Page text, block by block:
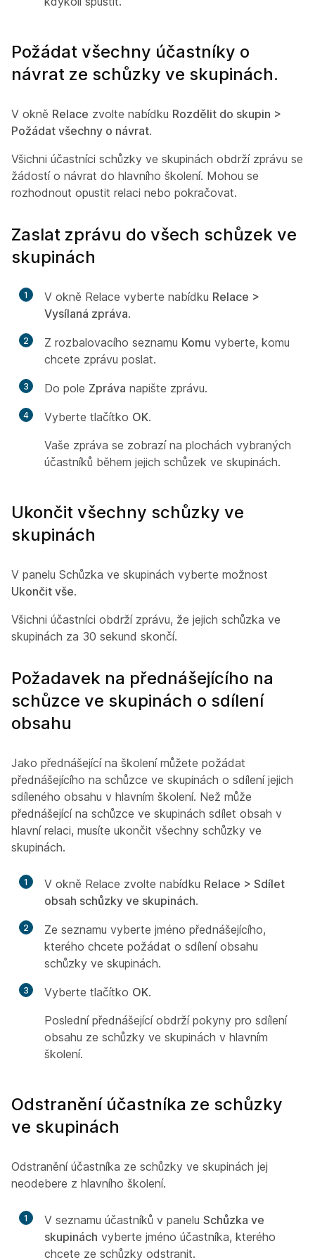
Požádat všechny účastníky o
návrat ze schůzky ve skupinách.
V okně Relace zvolte nabídku Rozdělit do skupin >
Požádat všechny o návrat.
Všichni účastníci schůzky ve skupinách obdrží zprávu se
žádostí o návrat do hlavního školení. Mohou se
rozhodnout opustit relaci nebo pokračovat.
Zaslat zprávu do všech schůzek ve
skupinách
1 V okně Relace vyberte nabídku Relace >
Vysílaná zpráva.
2 Z rozbalovacího seznamu Komu vyberte, komu
chcete zprávu poslat.
3 Do pole Zpráva napište zprávu.
4 Vyberte tlačítko OK.
Vaše zpráva se zobrazí na plochách vybraných
účastníků během jejich schůzek ve skupinách.
Ukončit všechny schůzky ve
skupinách
V panelu Schůzka ve skupinách vyberte možnost
Ukončit vše.
Všichni účastníci obdrží zprávu, že jejich schůzka ve
skupinách za 30 sekund skončí.
Požadavek na přednášejícího na
schůzce ve skupinách o sdílení
obsahu
Jako přednášející na školení můžete požádat
přednášejícího na schůzce ve skupinách o sdílení jejich
sdíleného obsahu v hlavním školení. Než může
přednášející na schůzce ve skupinách sdílet obsah v
hlavní relaci, musíte ukončit všechny schůzky ve
skupinách.
1 V okně Relace zvolte nabídku Relace > Sdílet
obsah schůzky ve skupinách.
2
Ze seznamu vyberte jméno přednášejícího,
kterého chcete požádat o sdílení obsahu
schůzky ve skupinách.
3 Vyberte tlačítko OK.
Poslední přednášející obdrží pokyny pro sdílení
obsahu ze schůzky ve skupinách v hlavním
školení.
Odstranění účastníka ze schůzky
ve skupinách
Odstranění účastníka ze schůzky ve skupinách jej
neodebere z hlavního školení.
1 V seznamu účastníků v panelu Schůzka ve
skupinách vyberte jméno účastníka, kterého
chcete ze schůzky odstranit.